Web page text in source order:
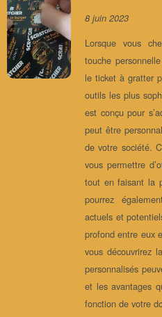
8 juin 2023
Lorsque vous
touche
le ticket à gratter
outils les plus
est conçu pour
peut être
de votre société.
vous permettre
tout en faisant la
pourrez
actuels et
profond entre eux
vous découvrirez
personnalisés
et les avantages
fonction de votre